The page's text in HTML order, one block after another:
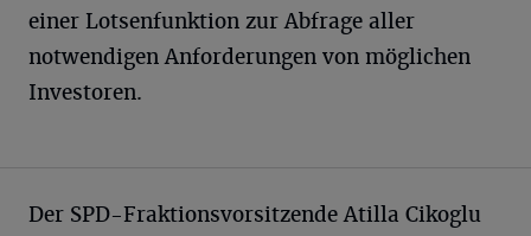
einer Lotsenfunktion zur Abfrage aller
notwendigen Anforderungen von möglichen
Investoren.
Der SPD-Fraktionsvorsitzende Atilla Cikoglu